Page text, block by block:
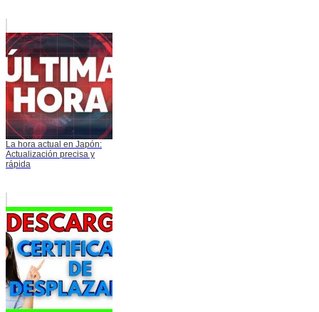
La hora actual en Japón:
Actualización precisa y
rápida